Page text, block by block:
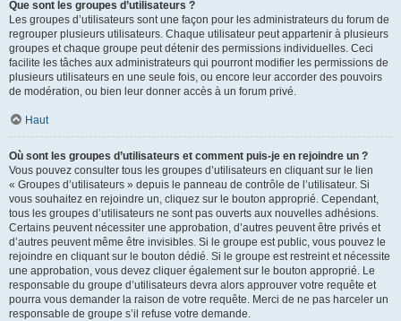
Que sont les groupes d’utilisateurs ?
Les groupes d’utilisateurs sont une façon pour les administrateurs du forum de
regrouper plusieurs utilisateurs. Chaque utilisateur peut appartenir à plusieurs
groupes et chaque groupe peut détenir des permissions individuelles. Ceci
facilite les tâches aux administrateurs qui pourront modifier les permissions de
plusieurs utilisateurs en une seule fois, ou encore leur accorder des pouvoirs
de modération, ou bien leur donner accès à un forum privé.
Haut
Où sont les groupes d’utilisateurs et comment puis-je en rejoindre un ?
Vous pouvez consulter tous les groupes d’utilisateurs en cliquant sur le lien
« Groupes d’utilisateurs » depuis le panneau de contrôle de l’utilisateur. Si
vous souhaitez en rejoindre un, cliquez sur le bouton approprié. Cependant,
tous les groupes d’utilisateurs ne sont pas ouverts aux nouvelles adhésions.
Certains peuvent nécessiter une approbation, d’autres peuvent être privés et
d’autres peuvent même être invisibles. Si le groupe est public, vous pouvez le
rejoindre en cliquant sur le bouton dédié. Si le groupe est restreint et nécessite
une approbation, vous devez cliquer également sur le bouton approprié. Le
responsable du groupe d’utilisateurs devra alors approuver votre requête et
pourra vous demander la raison de votre requête. Merci de ne pas harceler un
responsable de groupe s’il refuse votre demande.